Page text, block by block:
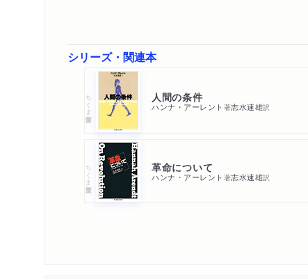
シリーズ・関連本
ちくま学芸文庫 人間の条件
ハンナ・アーレント 著志水速雄訳
ちくま学芸文庫 革命について
ハンナ・アーレント 著志水速雄訳